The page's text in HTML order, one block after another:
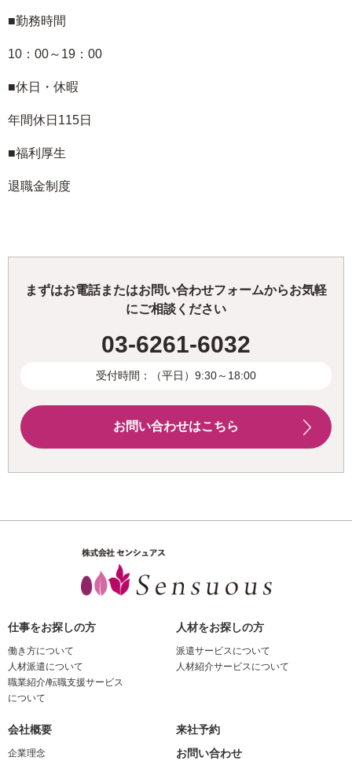
■勤務時間
10：00～19：00
■休日・休暇
年間休日115日
■福利厚生
退職金制度
まずはお電話またはお問い合わせフォームからお気軽
にご相談ください
03-6261-6032
受付時間：（平日）9:30～18:00
お問い合わせはこちら
仕事をお探しの方
働き方について
人材派遣について
職業紹介/転職支援サービス
について
人材をお探しの方
派遣サービスについて
人材紹介サービスについて
会社概要
企業理念
来社予約
お問い合わせ